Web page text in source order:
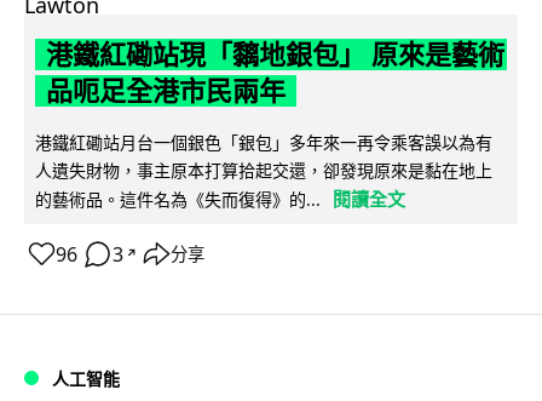
港鐵紅磡站現「黐地銀包」 原來是藝術
品呃足全港市民兩年
港鐵紅磡站月台一個銀色「銀包」多年來一再令乘客誤以為有
人遺失財物，事主原本打算拾起交還，卻發現原來是黏在地上
的藝術品。這件名為《失而復得》的...
閱讀全文
96 3 ↗ 分享
人工智能